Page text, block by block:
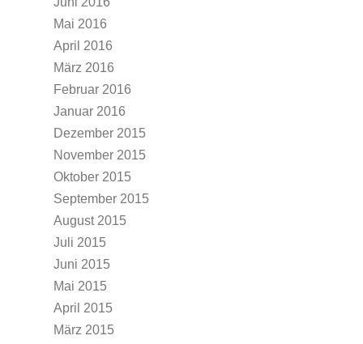
Mai 2016
April 2016
März 2016
Februar 2016
Januar 2016
Dezember 2015
November 2015
Oktober 2015
September 2015
August 2015
Juli 2015
Juni 2015
Mai 2015
April 2015
März 2015